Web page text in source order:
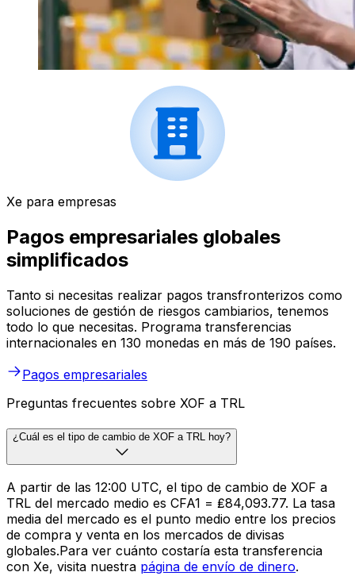
Xe para empresas
Pagos empresariales globales
simplificados
Tanto si necesitas realizar pagos transfronterizos como
soluciones de gestión de riesgos cambiarios, tenemos
todo lo que necesitas. Programa transferencias
internacionales en 130 monedas en más de 190 países.
Pagos empresariales
Preguntas frecuentes sobre XOF a TRL
¿Cuál es el tipo de cambio de XOF a TRL hoy?
A partir de las 12:00 UTC, el tipo de cambio de XOF a
TRL del mercado medio es CFA1 = ₤84,093.77. La tasa
media del mercado es el punto medio entre los precios
de compra y venta en los mercados de divisas
globales.Para ver cuánto costaría esta transferencia
con Xe, visita nuestra página de envío de dinero.